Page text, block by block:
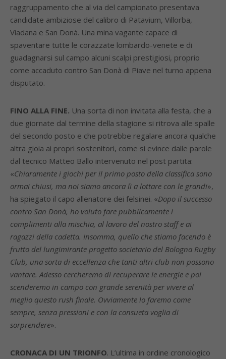
raggruppamento che al via del campionato presentava
candidate ambiziose del calibro di Patavium, Villorba,
Viadana e San Donà. Una mina vagante capace di
spaventare tutte le corazzate lombardo-venete e di
guadagnarsi sul campo alcuni scalpi prestigiosi, proprio
come accaduto contro San Donà di Piave nel turno appena
disputato.
FINO ALLA FINE. Una sorta di non invitata alla festa, che a
due giornate dal termine della stagione si ritrova alle spalle
del secondo posto e che potrebbe regalare ancora qualche
altra gioia ai propri sostenitori, come si evince dalle parole
dal tecnico Matteo Ballo intervenuto nel post partita:
«Chiaramente i giochi per il primo posto della classifica sono
ormai chiusi, ma noi siamo ancora lì a lottare con le grandi»,
ha spiegato il capo allenatore dei felsinei. «Dopo il successo
contro San Donà, ho voluto fare pubblicamente i
complimenti alla mischia, al lavoro del nostro staff e ai
ragazzi della cadetta. Insomma, quello che stiamo facendo è
frutto del lungimirante progetto societario del Bologna Rugby
Club, una sorta di eccellenza che tanti altri club non possono
vantare. Adesso cercheremo di recuperare le energie e poi
scenderemo in campo con grande serenità per vivere al
meglio questo rush finale. Ovviamente lo faremo come
sempre, senza pressioni e con la consueta voglia di
sorprendere».
CRONACA DI UN TRIONFO. L’ultima in ordine cronologico